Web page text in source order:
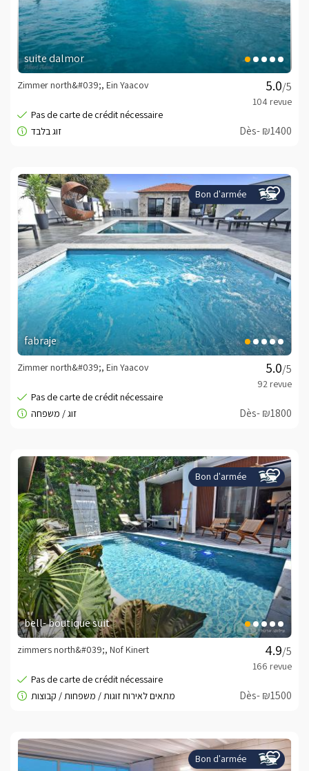
suite dalmor
/5
Zimmer north&#039;, Ein Yaacov
Dès- ₪1400
Bon d'armée
fabraje
/5
Zimmer north&#039;, Ein Yaacov
Dès- ₪1800
Bon d'armée
bell- boutique suit
/5
zimmers north&#039;, Nof Kinert
Dès- ₪1500
Bon d'armée